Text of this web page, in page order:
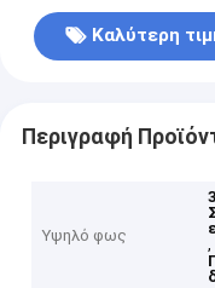
Καλύτερη
Περιγραφή
Υψηλό φως
,